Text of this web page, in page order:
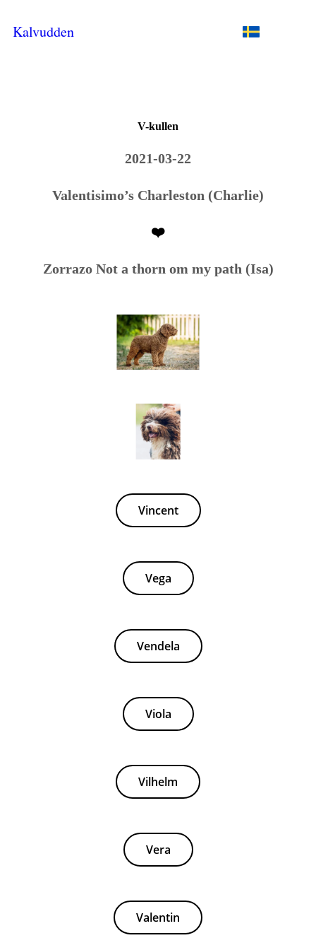
Kalvudden
V-kullen
2021-03-22
Valentisimo’s Charleston (Charlie)
❤️
Zorrazo Not a thorn om my path (Isa)
Vincent
Vega
Vendela
Viola
Vilhelm
Vera
Valentin